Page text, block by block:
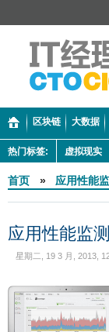
区块链 大数据
热门标签: 虚拟现实
首页 » 应用性能
应用性能监
星期二, 19 3 月, 2013,